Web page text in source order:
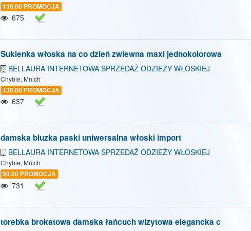
130.00 PROMOCJA
675
Sukienka włoska na co dzień zwiewna maxi jednokolorowa
BELLAURA INTERNETOWA SPRZEDAŻ ODZIEŻY WŁOSKIEJ
Chybie, Mnich
130.00 PROMOCJA
637
damska bluzka paski uniwersalna włoski import
BELLAURA INTERNETOWA SPRZEDAŻ ODZIEŻY WŁOSKIEJ
Chybie, Mnich
90.00 PROMOCJA
731
torebka brokatowa damska łańcuch wizytowa elegancka c